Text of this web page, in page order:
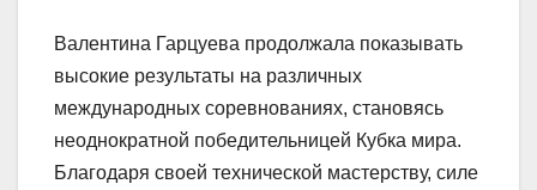
Валентина Гарцуева продолжала показывать
высокие результаты на различных
международных соревнованиях, становясь
неоднократной победительницей Кубка мира.
Благодаря своей технической мастерству, силе